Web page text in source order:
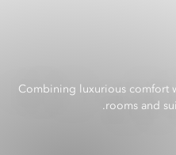
Combining luxurious comfort
rooms and